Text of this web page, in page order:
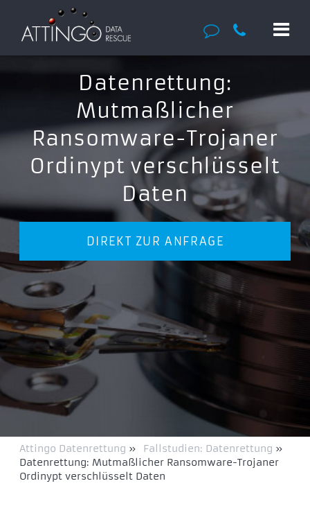
Datenrettung:
Mutmaßlicher
Ransomware-Trojaner
Ordinypt verschlüsselt
Daten
DIREKT ZUR ANFRAGE
Attingo Datenrettung » Fallstudien: Datenrettung »
Datenrettung: Mutmaßlicher Ransomware-Trojaner
Ordinypt verschlüsselt Daten